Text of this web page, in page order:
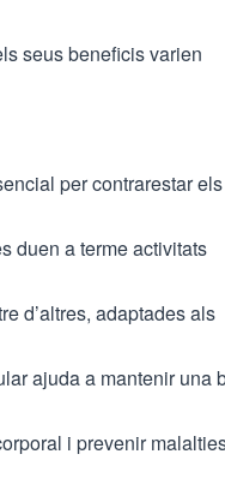
seus beneficis varien
per contrarestar els
duen a terme activitats
d’altres, adaptades als
ajuda a mantenir una
i prevenir